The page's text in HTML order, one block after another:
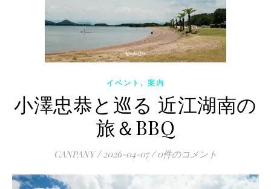
イベント , 案内
小澤忠恭と巡る 近江湖南の
旅＆BBQ
CANPANY / 2026-04-07 / 0件のコメント